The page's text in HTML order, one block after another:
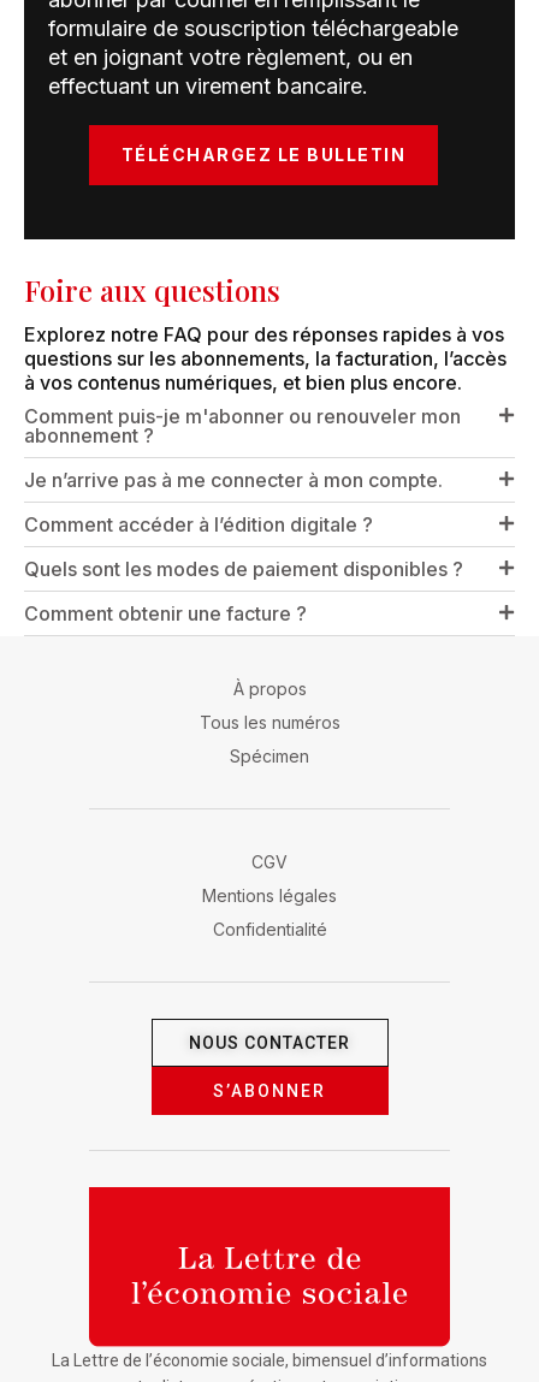
formulaire de souscription téléchargeable
et en joignant votre règlement, ou en
effectuant un virement bancaire.
TÉLÉCHARGEZ LE BULLETIN
Foire aux questions
Explorez notre FAQ pour des réponses rapides à vos
questions sur les abonnements, la facturation, l’accès
à vos contenus numériques, et bien plus encore.
Comment puis-je m'abonner ou renouveler mon
abonnement ?
Je n’arrive pas à me connecter à mon compte.
Comment accéder à l’édition digitale ?
Quels sont les modes de paiement disponibles ?
Comment obtenir une facture ?
La Lettre de l’économie sociale, bimensuel d’informations
À propos
Tous les numéros
Spécimen
CGV
Mentions légales
Confidentialité
NOUS CONTACTER
S’ABONNER